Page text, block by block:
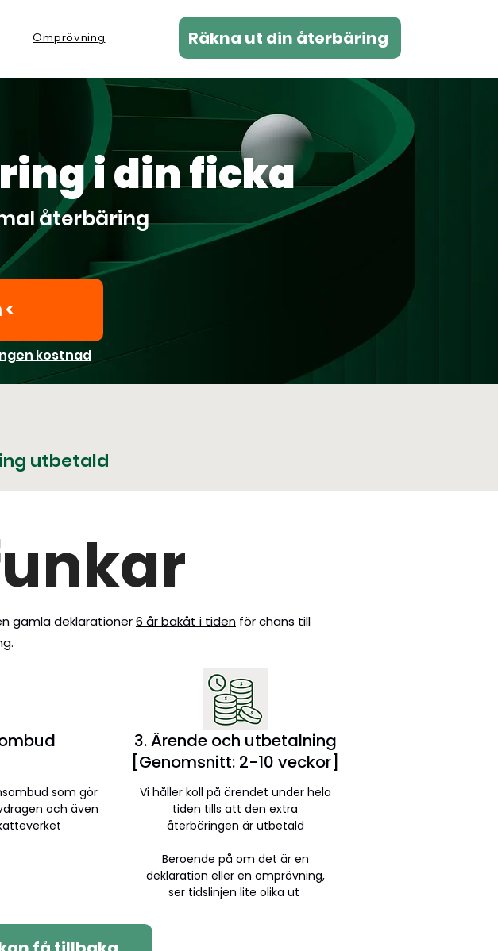
Omprövning Räkna ut din återbäring
i din ficka
återbäring
kostnad
utbetald
gamla deklarationer6 år bakåt i tiden för chans till
som gör
och även
3. Ärende och utbetalning
[Genomsnitt: 2-10 veckor]
Vi håller koll på ärendet under hela
tiden tills att den extra
återbäringen är utbetald
Beroende på om det är en
deklaration eller en omprövning,
ser tidslinjen lite olika ut